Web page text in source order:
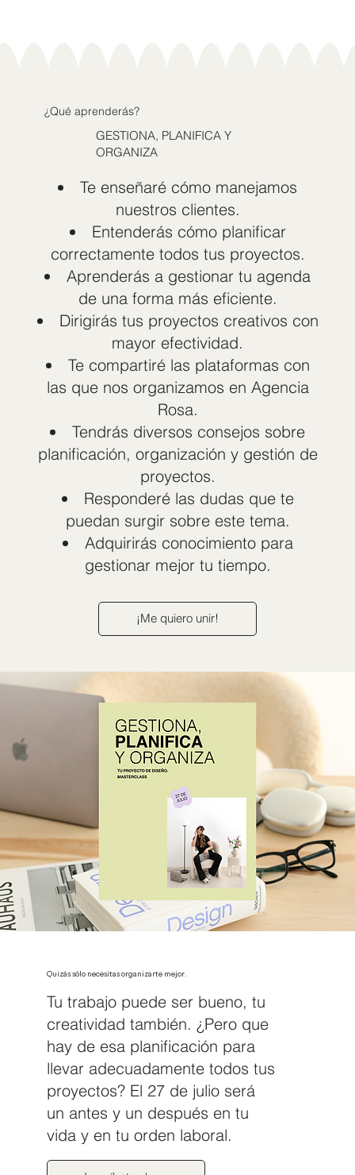
Quizás sólo necesitas organizarte mejor.
Tu trabajo puede ser bueno, tu
creatividad también. ¿Pero que
hay de esa planificación para
llevar adecuadamente todos tus
proyectos? El 27 de julio será
un antes y un después en tu
vida y en tu orden laboral.
¿Qué aprenderás?
GESTIONA, PLANIFICA Y
ORGANIZA
Te enseñaré cómo manejamos
nuestros clientes.
Entenderás cómo planificar
correctamente todos tus proyectos.
Aprenderás a gestionar tu agenda
de una forma más eficiente.
Dirigirás tus proyectos creativos con
mayor efectividad.
Te compartiré las plataformas con
las que nos organizamos en Agencia
Rosa.
Tendrás diversos consejos sobre
planificación, organización y gestión de
proyectos.
Responderé las dudas que te
puedan surgir sobre este tema.
Adquirirás conocimiento para
gestionar mejor tu tiempo.
¡Me quiero unir!